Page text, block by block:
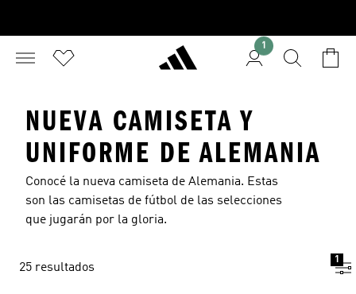
1
NUEVA CAMISETA Y
UNIFORME DE ALEMANIA
Conocé la nueva camiseta de Alemania. Estas
son las camisetas de fútbol de las selecciones
que jugarán por la gloria.
25 resultados
1